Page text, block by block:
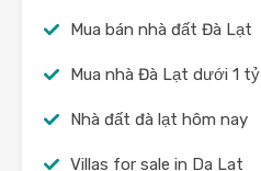
Mua bán nhà đất Đà Lạt
Mua nhà Đà Lạt dưới 1 tỷ
Nhà đất đà lạt hôm nay
Villas for sale in Da Lat